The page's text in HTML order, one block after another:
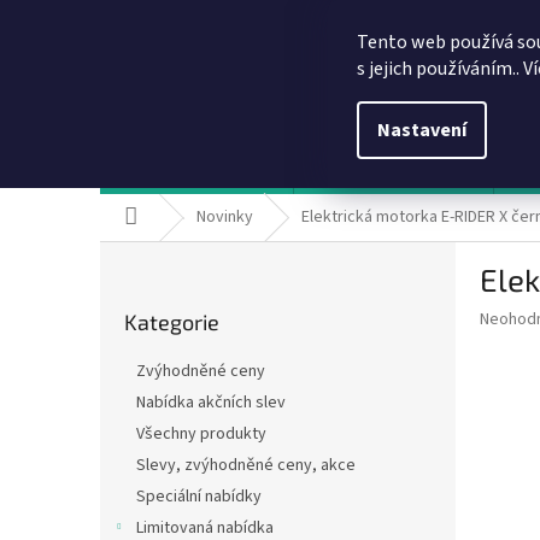
Tento web používá
s jejich používáním..
Nastavení
Domů Novinky Elektrická motorka E-RIDER X
kategorie
Kategorie
Zvýhodněné ceny
Nabídka akčních slev
Všechny produkty
Slevy, zvýhodněné ceny, akce
Speciální nabídky
Limitovaná nabídka